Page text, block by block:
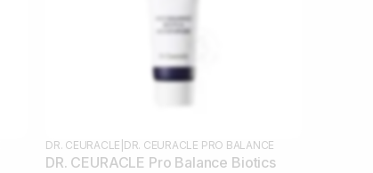
DR. CEURACLE DR. CEURACLE PRO BALANCE
DR. CEURACLE Pro Balance Biotics